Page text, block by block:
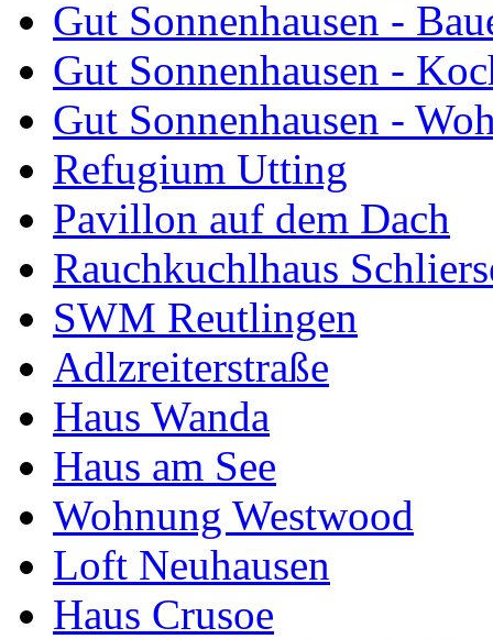
Gut Sonnenhausen -
Gut Sonnenhausen -
Gut Sonnenhausen -
Refugium Utting
Pavillon auf dem Dach
Rauchkuchlhaus
SWM Reutlingen
Adlzreiterstraße
Haus Wanda
Haus am See
Wohnung Westwood
Loft Neuhausen
Haus Crusoe